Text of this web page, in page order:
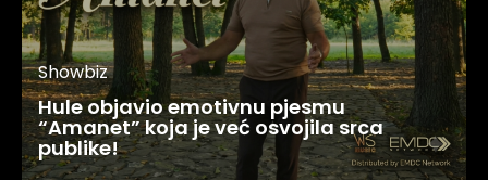
Showbiz
Hule objavio emotivnu pjesmu
“Amanet” koja je već osvojila srca
publike!